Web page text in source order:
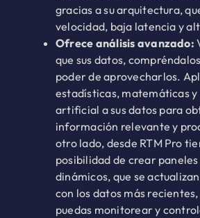
gracias a su arquitectura,
velocidad, baja latencia y
Ofrece análisis avanzado:
que sus datos,
poder de aprovecharlos.
estadísticas, matemáticas
artificial a sus datos para
información relevante y
otro lado, desde RTM Pro
posibilidad de crear
dinámicos, que se
con los datos más
puedas monitorear y